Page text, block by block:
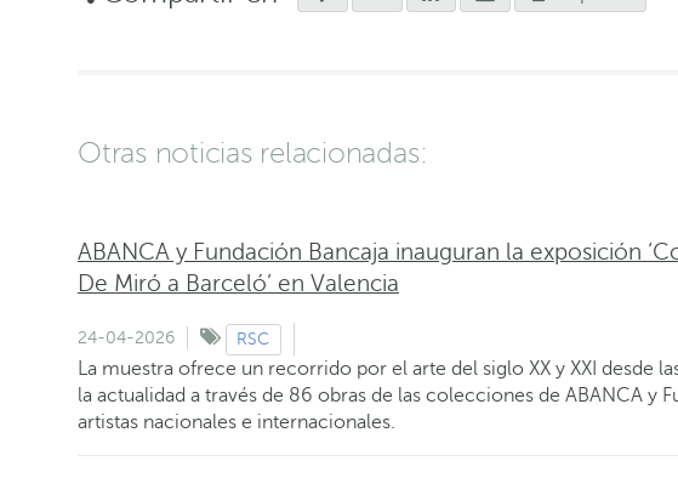
Otras noticias relacionadas:
ABANCA y Fundación Bancaja inauguran la exposición
De Miró a Barceló’ en Valencia
24-04-2026 RSC
La muestra ofrece un recorrido por el arte del siglo XX y XXI desde
la actualidad a través de 86 obras de las colecciones de ABANCA y
artistas nacionales e internacionales.